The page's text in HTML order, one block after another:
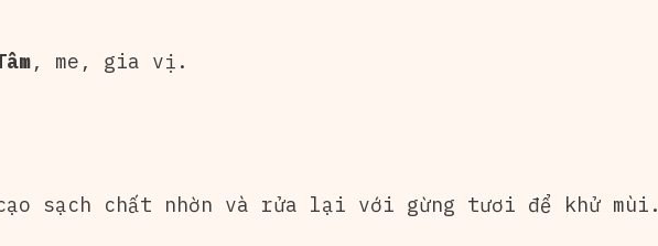
, me, gia vị.
sạch chất nhờn và rửa lại với gừng tươi để khử mùi.